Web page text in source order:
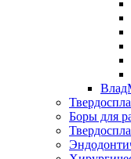
Боры для